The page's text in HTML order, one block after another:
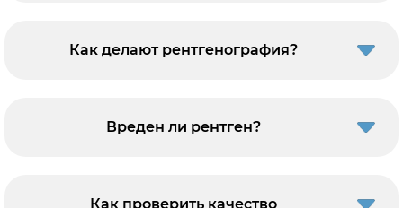
Как делают рентгенография?
Вреден ли рентген?
Как проверить качество